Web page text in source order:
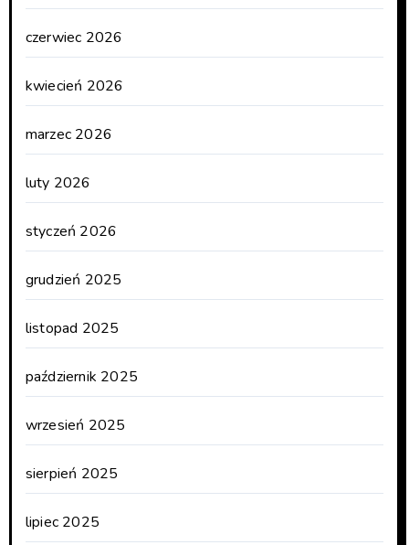
czerwiec 2026
kwiecień 2026
marzec 2026
luty 2026
styczeń 2026
grudzień 2025
listopad 2025
październik 2025
wrzesień 2025
sierpień 2025
lipiec 2025